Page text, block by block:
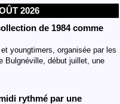
2026
de 1984 comme
youngtimers, organisée par les
Bulgnéville, début juillet, une
rythmé par une